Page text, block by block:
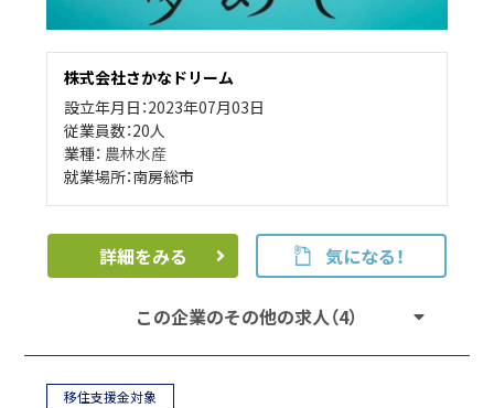
株式会社さかなドリーム
設立年月日：2023年07月03日
従業員数：20人
業種： 農林水産
就業場所：南房総市
詳細をみる 気になる！
この企業のその他の求人（4）
移住支援金対象